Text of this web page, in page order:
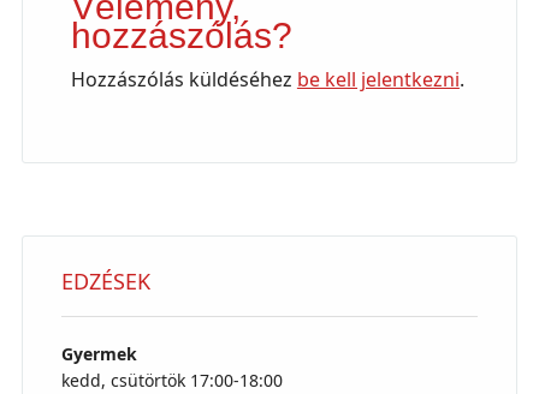
hozzászólás?
Hozzászólás küldéséhez be kell jelentkezni.
EDZÉSEK
Gyermek
kedd, csütörtök 17:00-18:00